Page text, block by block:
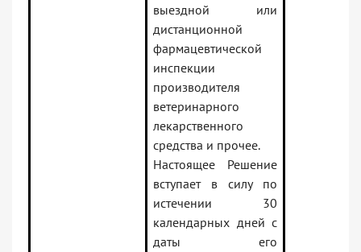
выездной или
дистанционной
фармацевтической
инспекции
производителя
ветеринарного
лекарственного
средства и прочее.
Настоящее Решение
вступает в силу по
истечении 30
календарных дней с
даты его